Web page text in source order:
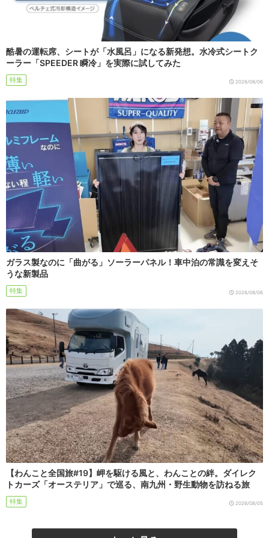
酷暑の運転席、シートが「水風呂」になる新発想。水冷式シートク
ーラー「SPEEDER 瞬冷」を実際に試してみた
特集 2026/08/06
ガラス製なのに「曲がる」ソーラーパネル！車中泊の常識を変えそ
うな新製品
特集 2026/08/06
【わんこと全国旅#19】岬を駆ける風と、わんことの絆。ダイレク
トカーズ「オーステリア」で巡る、南九州・野生動物を訪ねる旅
特集 2026/08/05